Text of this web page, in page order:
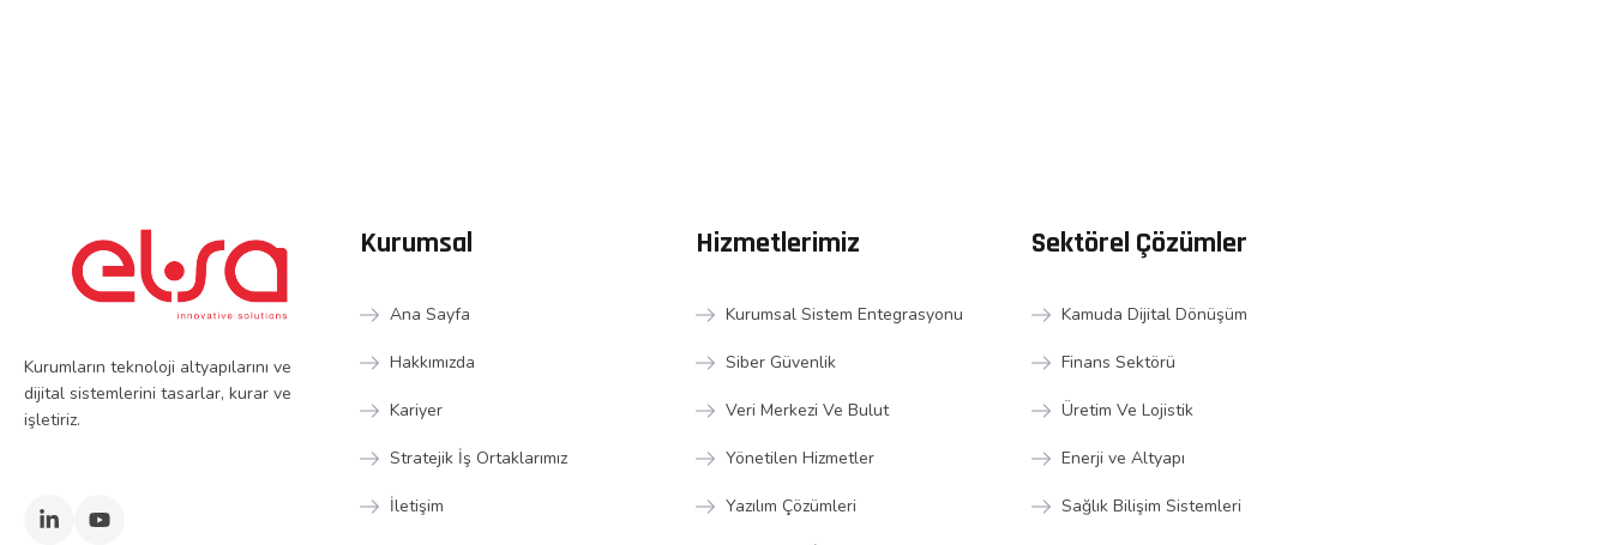
Kurumların teknoloji altyapılarını ve
dijital sistemlerini tasarlar, kurar ve
işletiriz.
Kurumsal
Ana Sayfa
Hakkımızda
Kariyer
Stratejik İş Ortaklarımız
İletişim
Hizmetlerimiz
Kurumsal Sistem Entegrasyonu
Siber Güvenlik
Veri Merkezi Ve Bulut
Yönetilen Hizmetler
Yazılım Çözümleri
Sektörel Çözümler
Kamuda Dijital Dönüşüm
Finans Sektörü
Üretim Ve Lojistik
Enerji ve Altyapı
Sağlık Bilişim Sistemleri